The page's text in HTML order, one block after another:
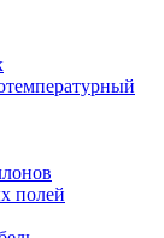
полей